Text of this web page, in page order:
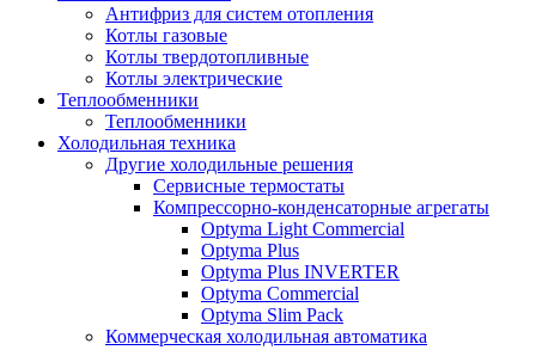
Антифриз для систем отопления
Котлы газовые
Котлы твердотопливные
Котлы электрические
Теплообменники
Теплообменники
Холодильная техника
Другие холодильные решения
Сервисные термостаты
Компрессорно-конденсаторные агрегаты
Optyma Light Commercial
Optyma Plus
Optyma Plus INVERTER
Optyma Commercial
Optyma Slim Pack
Коммерческая холодильная автоматика